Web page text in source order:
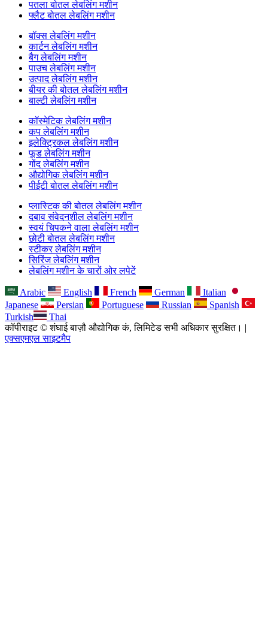
पतला बोतल लेबलिंग मशीन
फ्लैट बोतल लेबलिंग मशीन
बॉक्स लेबलिंग मशीन
कार्टन लेबलिंग मशीन
बैग लेबलिंग मशीन
पाउच लेबलिंग मशीन
उत्पाद लेबलिंग मशीन
बीयर की बोतल लेबलिंग मशीन
बाल्टी लेबलिंग मशीन
कॉस्मेटिक लेबलिंग मशीन
कप लेबलिंग मशीन
इलेक्ट्रिकल लेबलिंग मशीन
फूड लेबलिंग मशीन
गोंद लेबलिंग मशीन
औद्योगिक लेबलिंग मशीन
पीईटी बोतल लेबलिंग मशीन
प्लास्टिक की बोतल लेबलिंग मशीन
दबाव संवेदनशील लेबलिंग मशीन
स्वयं चिपकने वाला लेबलिंग मशीन
छोटी बोतल लेबलिंग मशीन
स्टीकर लेबलिंग मशीन
सिरिंज लेबलिंग मशीन
लेबलिंग मशीन के चारों ओर लपेटें
Arabic English French German
Italian
Japanese
Persian Portuguese Russian
Spanish
Turkish
Thai
कॉपीराइट © शंघाई बाज़ौ औद्योगिक कं, लिमिटेड सभी अधिकार सुरक्षित। |
एक्सएमएल साइटमैप